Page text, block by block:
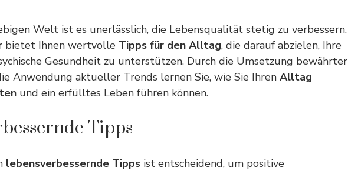
Welt ist es unerlässlich, die Lebensqualität stetig zu verbessern.
bietet Ihnen wertvolle Tipps für den Alltag, die darauf abzielen, Ihre
Gesundheit zu unterstützen. Durch die Umsetzung bewährter
Anwendung aktueller Trends lernen Sie, wie Sie Ihren Alltag
und ein erfülltes Leben führen können.
Tipps
lebensverbessernde Tipps ist entscheidend, um positive